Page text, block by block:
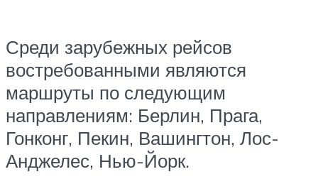
Среди зарубежных рейсов
востребованными являются
маршруты по следующим
направлениям: Берлин, Прага,
Гонконг, Пекин, Вашингтон, Лос-
Анджелес, Нью-Йорк.